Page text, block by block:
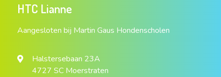
HTC Lianne
Aangesloten bij Martin Gaus Hondenscholen
Halstersebaan 23A
4727 SC Moerstraten